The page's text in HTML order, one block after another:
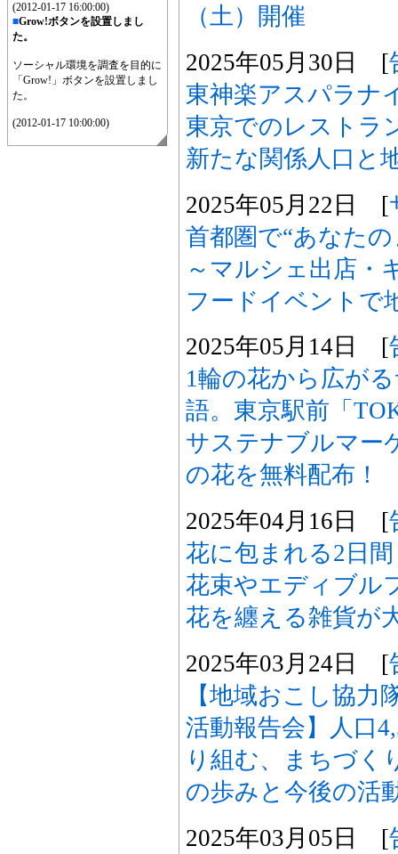
(2012-01-17 16:00:00)
■Grow!ボタンを設置しまし
た。
ソーシャル環境を調査を目的に
「Grow!」ボタンを設置しまし
た。
(2012-01-17 10:00:00)
（土）開催
2025年05月30日 [
東神楽アスパラナ
東京でのレストラ
新たな関係人口と
2025年05月22日 [
首都圏で“あなた
～マルシェ出店・
フードイベントで
2025年05月14日 [
1輪の花から広が
語。東京駅前「
サステナブルマー
の花を無料配布！
2025年04月16日 [
花に包まれる2日
花束やエディブル
花を纏える雑貨が
2025年03月24日 [
【地域おこし協力
活動報告会】人口
り組む、まちづく
の歩みと今後の活
2025年03月05日 [